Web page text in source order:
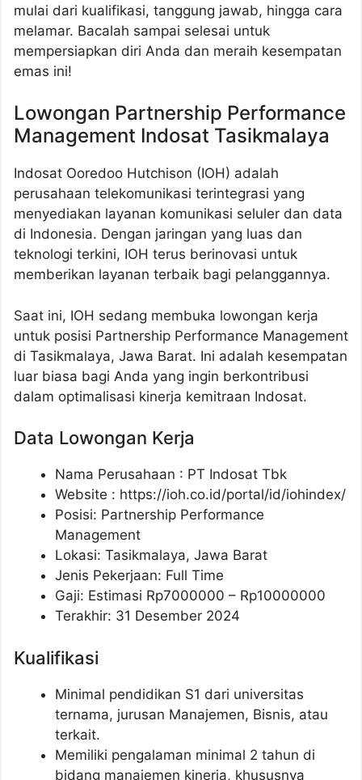
mulai dari kualifikasi, tanggung jawab, hingga cara
melamar. Bacalah sampai selesai untuk
mempersiapkan diri Anda dan meraih kesempatan
emas ini!
Lowongan Partnership Performance
Management Indosat Tasikmalaya
Indosat Ooredoo Hutchison (IOH) adalah
perusahaan telekomunikasi terintegrasi yang
menyediakan layanan komunikasi seluler dan data
di Indonesia. Dengan jaringan yang luas dan
teknologi terkini, IOH terus berinovasi untuk
memberikan layanan terbaik bagi pelanggannya.
Saat ini, IOH sedang membuka lowongan kerja
untuk posisi Partnership Performance Management
di Tasikmalaya, Jawa Barat. Ini adalah kesempatan
luar biasa bagi Anda yang ingin berkontribusi
dalam optimalisasi kinerja kemitraan Indosat.
Data Lowongan Kerja
Nama Perusahaan : PT Indosat Tbk
Website : https://ioh.co.id/portal/id/iohindex/
Posisi: Partnership Performance
Management
Lokasi: Tasikmalaya, Jawa Barat
Jenis Pekerjaan: Full Time
Gaji: Estimasi Rp7000000 – Rp10000000
Terakhir: 31 Desember 2024
Kualifikasi
Minimal pendidikan S1 dari universitas
ternama, jurusan Manajemen, Bisnis, atau
terkait.
Memiliki pengalaman minimal 2 tahun di
bidang manajemen kinerja, khususnya